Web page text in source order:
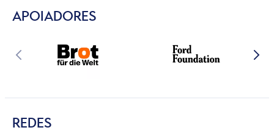
APOIADORES
REDES